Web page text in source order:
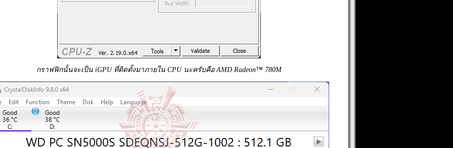
กราฟฟิกนั้นจะเป็น iGPU ที่ติดตั้งมาภายใน CPU นะครับคือ AMD Radeon™ 780M